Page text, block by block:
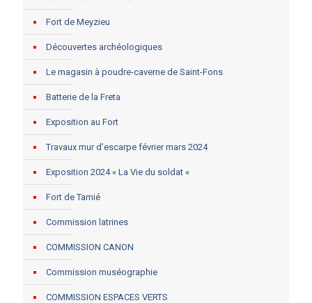
Fort de Meyzieu
Découvertes archéologiques
Le magasin à poudre-caverne de Saint-Fons
Batterie de la Freta
Exposition au Fort
Travaux mur d’escarpe février mars 2024
Exposition 2024 « La Vie du soldat «
Fort de Tamié
Commission latrines
COMMISSION CANON
Commission muséographie
COMMISSION ESPACES VERTS